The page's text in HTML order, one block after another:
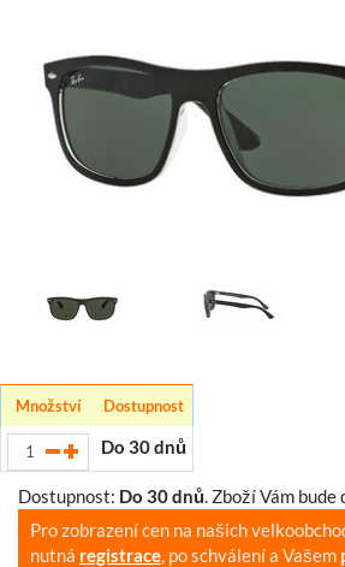
Množství Dostupnost
Do 30 dnů
Dostupnost: Do 30 dnů. Zboží Vám bude
Pro zobrazení cen na našich
nutná registrace, po schválení a Vašem